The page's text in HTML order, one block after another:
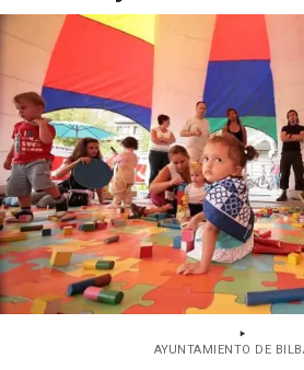
AYUNTAMIENTO DE